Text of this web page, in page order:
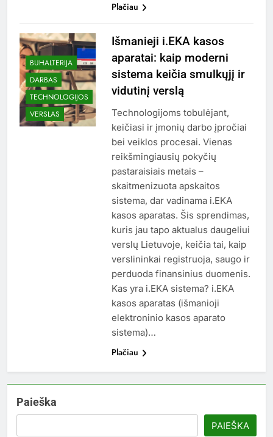
Plačiau
BUHALTERIJA
DARBAS
TECHNOLOGIJOS
VERSLAS
Išmanieji i.EKA kasos
aparatai: kaip moderni
sistema keičia smulkųjį ir
vidutinį verslą
Technologijoms tobulėjant,
keičiasi ir įmonių darbo įpročiai
bei veiklos procesai. Vienas
reikšmingiausių pokyčių
pastaraisiais metais –
skaitmenizuota apskaitos
sistema, dar vadinama i.EKA
kasos aparatas. Šis sprendimas,
kuris jau tapo aktualus daugeliui
verslų Lietuvoje, keičia tai, kaip
verslininkai registruoja, saugo ir
perduoda finansinius duomenis.
Kas yra i.EKA sistema? i.EKA
kasos aparatas (išmanioji
elektroninio kasos aparato
sistema)…
Plačiau
Paieška
PAIEŠKA